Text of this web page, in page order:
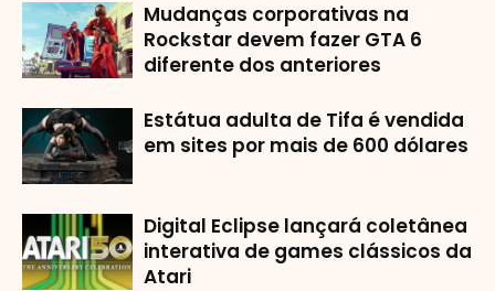
Mudanças corporativas na
Rockstar devem fazer GTA 6
diferente dos anteriores
Estátua adulta de Tifa é vendida
em sites por mais de 600 dólares
Digital Eclipse lançará coletânea
interativa de games clássicos da
Atari